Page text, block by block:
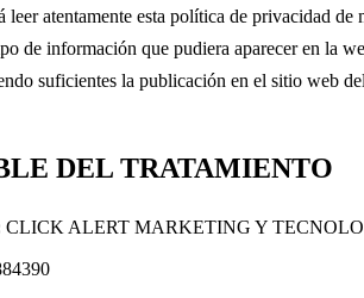
leer atentamente esta política de privacidad
de información que pudiera aparecer en la
suficientes la publicación en el sitio web
DEL TRATAMIENTO
CLICK ALERT MARKETING Y